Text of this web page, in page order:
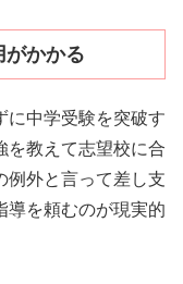
かかる
に中学受験を突破す
を教えて志望校に合
例外と言って差し支
導を頼むのが現実的